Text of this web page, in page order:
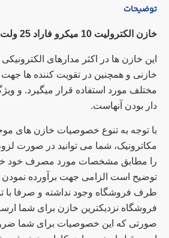
توضیحات
خازن الکترولیت 10 میکرو فاراد 25 ولت | 10uF 25v
این خازن ها در اکثر مدارهای
خازنی و همچنین در تقویت کننده ها
مختلف مورد استفاده قرار میگیرد. و
دار بودن آنهاست.
با توجه به تنوع خصوصیات خازن های
مکاترونیک، شما می توانید در صورت
را مطابق مشخصات مورد مصرف خود
توضیح است الزامی جهت برآورده
طرف فروشگاه وجود نداشته و صرفا با
فروشگاه نزدیکترین خازن برای شما
صورتی که این خصوصیات برای شما